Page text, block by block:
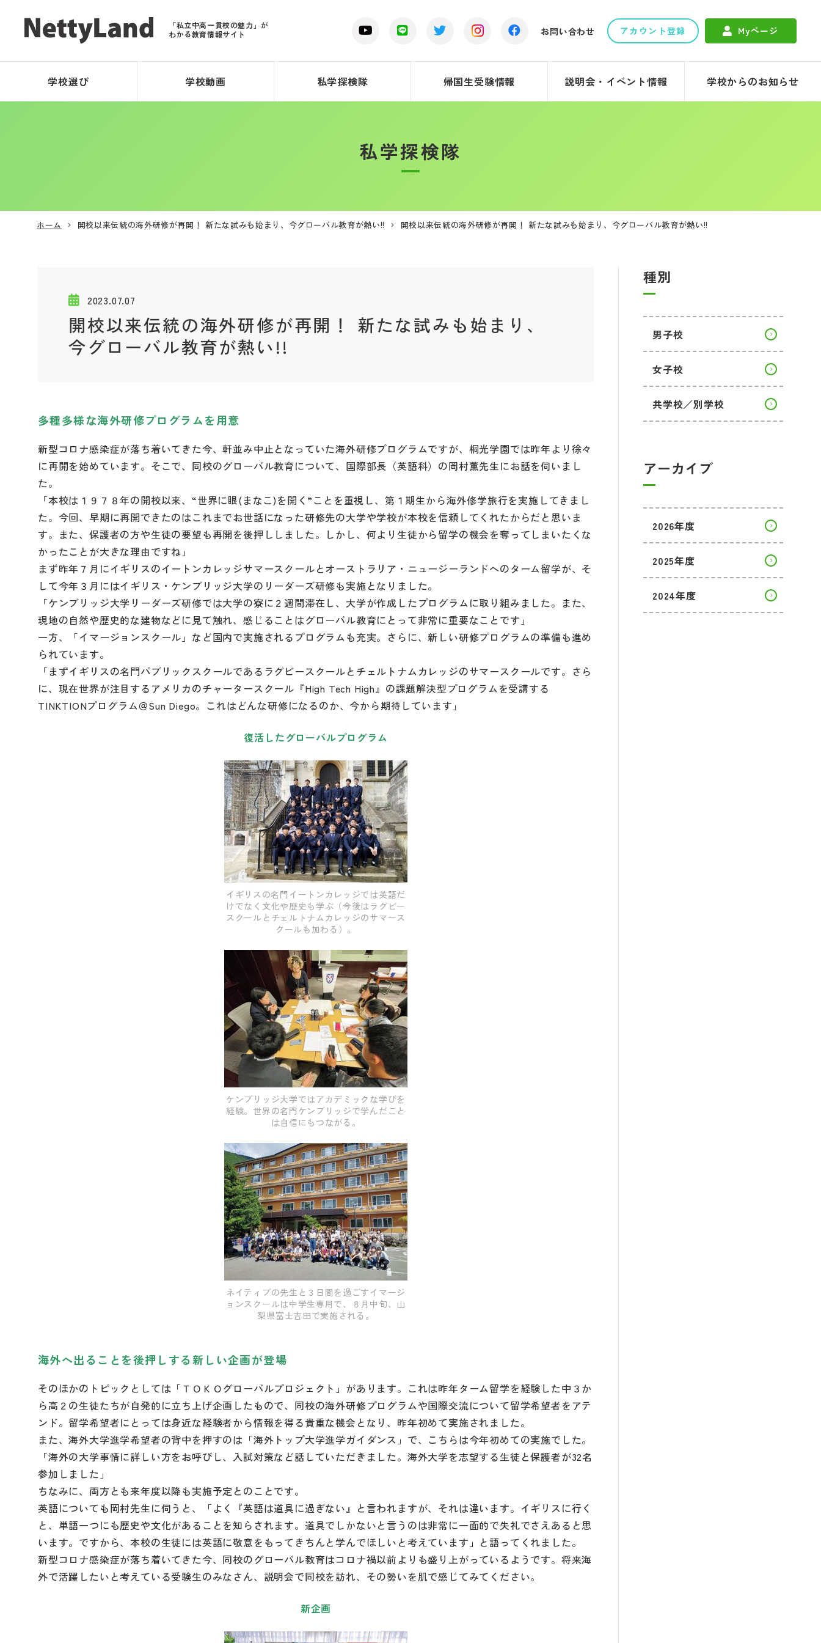
「私立中高一貫校の魅力」が
わかる教育情報サイト
お問い合わせ アカウント登録 Myページ
学校選び 学校動画 私学探検隊 帰国生受験情報 説明会・イベント情報 学校からのお知らせ
私学探検隊
ホーム 開校以来伝統の海外研修が再開！ 新たな試みも始まり、今グローバル教育が熱い!! 開校以来伝統の海外研修が再開！ 新たな試みも始まり、今グローバル教育が熱い!!
2023.07.07
開校以来伝統の海外研修が再開！ 新たな試みも始まり、
今グローバル教育が熱い!!
多種多様な海外研修プログラムを用意
新型コロナ感染症が落ち着いてきた今、軒並み中止となっていた海外研修プログラムですが、桐光学園では昨年より徐々
に再開を始めています。そこで、同校のグローバル教育について、国際部長（英語科）の岡村薫先生にお話を伺いまし
た。
「本校は１９７８年の開校以来、“世界に眼(まなこ)を開く”ことを重視し、第１期生から海外修学旅行を実施してきまし
た。今回、早期に再開できたのはこれまでお世話になった研修先の大学や学校が本校を信頼してくれたからだと思いま
す。また、保護者の方や生徒の要望も再開を後押ししました。しかし、何より生徒から留学の機会を奪ってしまいたくな
かったことが大きな理由ですね」
まず昨年７月にイギリスのイートンカレッジサマースクールとオーストラリア・ニュージーランドへのターム留学が、そ
して今年３月にはイギリス・ケンブリッジ大学のリーダーズ研修も実施となりました。
「ケンブリッジ大学リーダーズ研修では大学の寮に２週間滞在し、大学が作成したプログラムに取り組みました。また、
現地の自然や歴史的な建物などに見て触れ、感じることはグローバル教育にとって非常に重要なことです」
一方、「イマージョンスクール」など国内で実施されるプログラムも充実。さらに、新しい研修プログラムの準備も進め
られています。
「まずイギリスの名門パブリックスクールであるラグビースクールとチェルトナムカレッジのサマースクールです。さら
に、現在世界が注目するアメリカのチャータースクール『High Tech High』の課題解決型プログラムを受講する
TINKTIONプログラム＠Sun Diego。これはどんな研修になるのか、今から期待しています」
復活したグローバルプログラム
イギリスの名門イートンカレッジでは英語だ
けでなく文化や歴史も学ぶ（今後はラグビー
スクールとチェルトナムカレッジのサマース
クールも加わる）。
ケンブリッジ大学ではアカデミックな学びを
経験。世界の名門ケンブリッジで学んだこと
は自信にもつながる。
ネイティブの先生と３日間を過ごすイマージ
ョンスクールは中学生専用で、８月中旬、山
梨県富士吉田で実施される。
海外へ出ることを後押しする新しい企画が登場
そのほかのトピックとしては「ＴＯＫＯグローバルプロジェクト」があります。これは昨年ターム留学を経験した中３か
ら高２の生徒たちが自発的に立ち上げ企画したもので、同校の海外研修プログラムや国際交流について留学希望者をアテ
ンド。留学希望者にとっては身近な経験者から情報を得る貴重な機会となり、昨年初めて実施されました。
また、海外大学進学希望者の背中を押すのは「海外トップ大学進学ガイダンス」で、こちらは今年初めての実施でした。
「海外の大学事情に詳しい方をお呼びし、入試対策など話していただきました。海外大学を志望する生徒と保護者が32名
参加しました」
ちなみに、両方とも来年度以降も実施予定とのことです。
英語についても岡村先生に伺うと、「よく『英語は道具に過ぎない』と言われますが、それは違います。イギリスに行く
と、単語一つにも歴史や文化があることを知らされます。道具でしかないと言うのは非常に一面的で失礼でさえあると思
います。ですから、本校の生徒には英語に敬意をもってきちんと学んでほしいと考えています」と語ってくれました。
新型コロナ感染症が落ち着いてきた今、同校のグローバル教育はコロナ禍以前よりも盛り上がっているようです。将来海
外で活躍したいと考えている受験生のみなさん、説明会で同校を訪れ、その勢いを肌で感じてみてください。
新企画
種別
男子校
女子校
共学校／別学校
アーカイブ
2026年度
2025年度
2024年度